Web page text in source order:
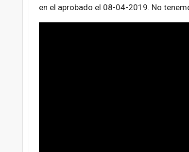
en el aprobado el 08-04-2019. No